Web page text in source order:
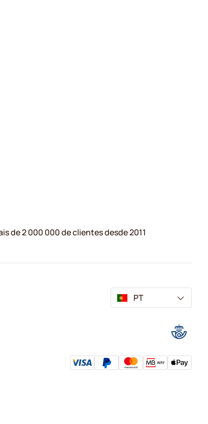
de 2 000 000 de clientes desde 2011
PT